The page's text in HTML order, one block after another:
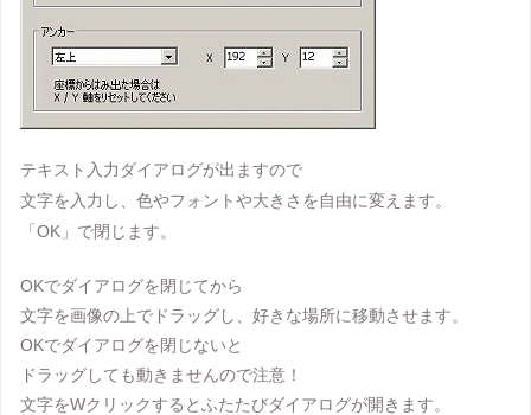
テキスト入力ダイアログが出ますので
文字を入力し、色やフォントや大きさを自由に変えます。
「OK」で閉じます。
OKでダイアログを閉じてから
文字を画像の上でドラッグし、好きな場所に移動させます。
OKでダイアログを閉じないと
ドラッグしても動きませんので注意！
文字をWクリックするとふたたびダイアログが開きます。